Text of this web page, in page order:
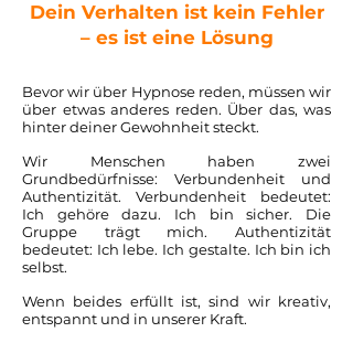
Dein Verhalten ist kein Fehler
– es ist eine Lösung
Bevor wir über Hypnose reden, müssen wir
über etwas anderes reden. Über das, was
hinter deiner Gewohnheit steckt.
Wir Menschen haben zwei
Grundbedürfnisse: Verbundenheit und
Authentizität. Verbundenheit bedeutet:
Ich gehöre dazu. Ich bin sicher. Die
Gruppe trägt mich. Authentizität
bedeutet: Ich lebe. Ich gestalte. Ich bin ich
selbst.
Wenn beides erfüllt ist, sind wir kreativ,
entspannt und in unserer Kraft.